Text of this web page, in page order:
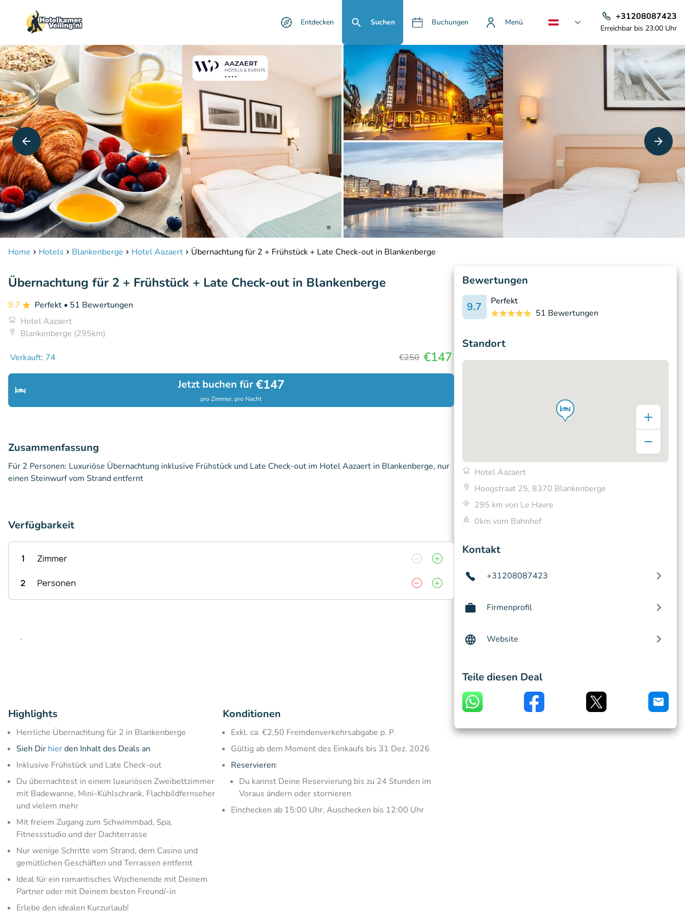
Entdecken Suchen Buchungen Menü
+31208087423
Erreichbar bis 23:00 Uhr
Home Hotels Blankenberge Hotel Aazaert Übernachtung für 2 + Frühstück + Late Check-out in Blankenberge
Übernachtung für 2 + Frühstück + Late Check-out in Blankenberge
9.7 Perfekt • 51 Bewertungen
Hotel Aazaert
Blankenberge (295km)
Verkauft: 74 €250 €147
Jetzt buchen für€147
pro Zimmer, pro Nacht
Zusammenfassung
Für 2 Personen: Luxuriöse Übernachtung inklusive Frühstück und Late Check-out im Hotel Aazaert in Blankenberge, nur
einen Steinwurf vom Strand entfernt
Verfügbarkeit
1 Zimmer
2 Personen
Highlights
Herrliche Übernachtung für 2 in Blankenberge
Sieh Dir hierden Inhalt des Deals an
Inklusive Frühstück und Late Check-out
Du übernachtest in einem luxuriösen Zweibettzimmer
mit Badewanne, Mini-Kühlschrank, Flachbildfernseher
und vielem mehr
Mit freiem Zugang zum Schwimmbad, Spa,
Fitnessstudio und der Dachterrasse
Nur wenige Schritte vom Strand, dem Casino und
gemütlichen Geschäften und Terrassen entfernt
Ideal für ein romantisches Wochenende mit Deinem
Partner oder mit Deinem besten Freund/-in
Erlebe den idealen Kurzurlaub!
Konditionen
Exkl. ca. €2,50 Fremdenverkehrsabgabe p. P.
Gültig ab dem Moment des Einkaufs bis 31 Dez. 2026
Reservieren:
Du kannst Deine Reservierung bis zu 24 Stunden im
Voraus ändern oder stornieren
Einchecken ab 15:00 Uhr, Auschecken bis 12:00 Uhr
Bewertungen
9.7
Perfekt
51 Bewertungen
Standort
Hotel Aazaert
Hoogstraat 25, 8370 Blankenberge
295 km von Le Havre
0km vom Bahnhof
Kontakt
+31208087423
Firmenprofil
Website
Teile diesen Deal